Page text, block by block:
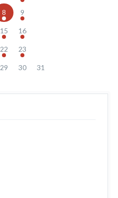
8 9
15 16
22 23
29 30 31